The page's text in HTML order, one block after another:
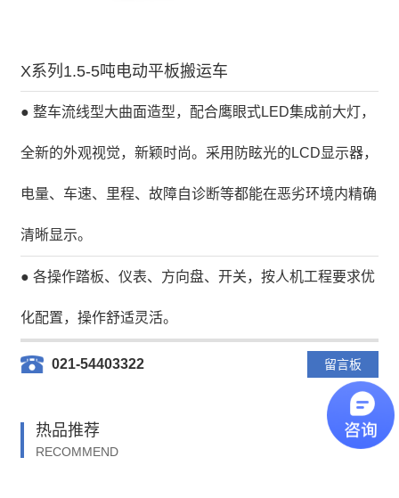
X系列1.5-5吨电动平板搬运车
● 整车流线型大曲面造型，配合鹰眼式LED集成前大灯，
全新的外观视觉，新颖时尚。采用防眩光的LCD显示器，
电量、车速、里程、故障自诊断等都能在恶劣环境内精确
清晰显示。
● 各操作踏板、仪表、方向盘、开关，按人机工程要求优
化配置，操作舒适灵活。
021-54403322 留言板
热品推荐
RECOMMEND